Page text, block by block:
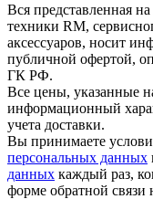
Вся представленная
техники RM,
аксессуаров, носит
публичной офертой,
ГК РФ.
Все цены, указанные
информационный
учета доставки.
Вы принимаете
персональных данных
данных каждый раз,
форме обратной связи